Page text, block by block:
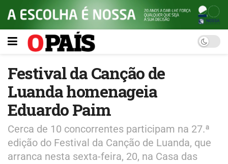
Festival da Canção de
Luanda homenageia
Eduardo Paim
Cerca de 10 concorrentes participam na 27.ª
edição do Festival da Canção de Luanda, que
arranca nesta sexta-feira, 20, na Casa das